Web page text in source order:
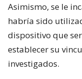
Asimismo, se le
habría sido
dispositivo que
establecer su
investigados.